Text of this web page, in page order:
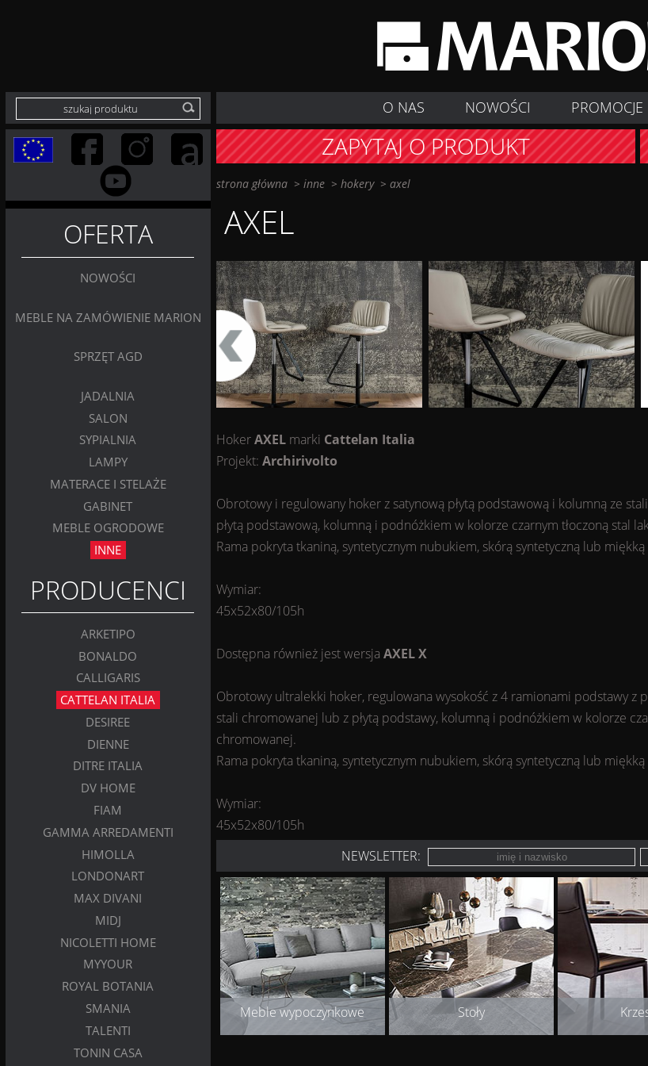
O NAS NOWOŚCI PROMOCJE
OFERTA
NOWOŚCI
MEBLE NA ZAMÓWIENIE MARION
SPRZĘT AGD
JADALNIA
SALON
SYPIALNIA
LAMPY
MATERACE I STELAŻE
GABINET
MEBLE OGRODOWE
INNE
PRODUCENCI
ARKETIPO
BONALDO
CALLIGARIS
CATTELAN ITALIA
DESIREE
DIENNE
DITRE ITALIA
DV HOME
FIAM
GAMMA ARREDAMENTI
HIMOLLA
LONDONART
MAX DIVANI
MIDJ
NICOLETTI HOME
MYYOUR
ROYAL BOTANIA
SMANIA
TALENTI
TONIN CASA
ZAPYTAJ O PRODUKT
strona główna> inne> hokery> axel
AXEL
HokerAXEL marki Cattelan Italia
Projekt: Archirivolto
Obrotowy i regulowany hoker z satynową płytą podstawową i kolumną ze
płytą podstawową, kolumną i podnóżkiem w kolorze czarnym tłoczoną stal
Rama pokryta tkaniną, syntetycznym nubukiem, skórą syntetyczną lub
Wymiar:
45x52x80/105h
Dostępna również jest wersja AXEL X
Obrotowy ultralekki hoker, regulowana wysokość z 4 ramionami podstawy
stali chromowanej lub z płytą podstawy, kolumną i podnóżkiem w kolorze
chromowanej.
Rama pokryta tkaniną, syntetycznym nubukiem, skórą syntetyczną lub
Wymiar:
45x52x80/105h
NEWSLETTER:
Meble wypoczynkowe Stoły